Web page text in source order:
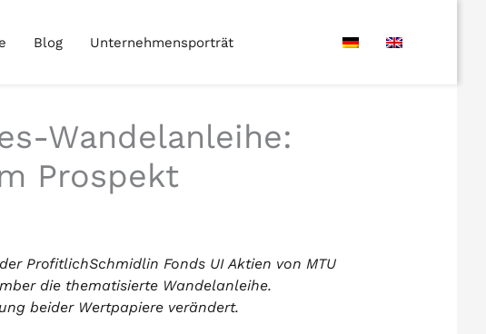
Blog Unternehmensporträt
Wandelanleihe:
Prospekt
ProfitlichSchmidlin Fonds UI Aktien von MTU
die thematisierte Wandelanleihe.
beider Wertpapiere verändert.